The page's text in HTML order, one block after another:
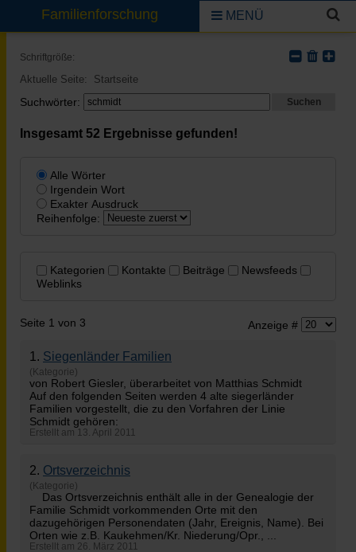
Familienforschung MENÜ
Schriftgröße:
Aktuelle Seite: Startseite
Suchwörter: Suchen
Insgesamt 52 Ergebnisse gefunden!
Alle Wörter
Irgendein Wort
Exakter Ausdruck
Reihenfolge:
Kategorien Kontakte Beiträge
Newsfeeds
Weblinks
Anzeige #
Seite 1 von 3
1. Siegenländer Familien
(Kategorie)
von Robert Giesler, überarbeitet von Matthias Schmidt
Auf den folgenden Seiten werden 4 alte siegerländer
Familien vorgestellt, die zu den Vorfahren der Linie
Schmidt gehören:
Erstellt am 13. April 2011
2. Ortsverzeichnis
(Kategorie)
Das Ortsverzeichnis enthält alle in der Genealogie der
Familie Schmidt vorkommenden Orte mit den
dazugehörigen Personendaten (Jahr, Ereignis, Name). Bei
Orten wie z.B. Kaukehmen/Kr. Niederung/Opr., ...
Erstellt am 26. März 2011